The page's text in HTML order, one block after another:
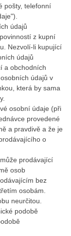
pošty, telefonní
údajů
z kupní
Nezvolí-li kupující
údajů
a obchodních
údajů v
která by sama
osobní údaje (při
provedené
a pravdivě a že je
o
prodávající
osob
bez
osobám.
neurčitou.
podobě